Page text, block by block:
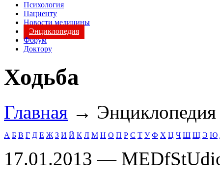
Психология
Пациенту
Новости медицины
Энциклопедия
Форум
Доктору
Ходьба
Главная →
А Б В Г Д Е Ж З И Й К Л М Н О П Р С Т У Ф Х Ц Ч Ш Щ Э Ю
17.01.2013 —